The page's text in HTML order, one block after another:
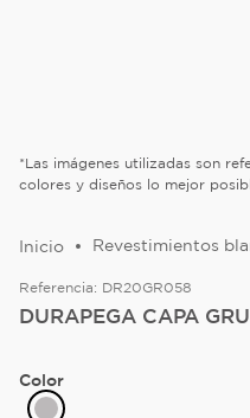
*Las imágenes utilizadas son
colores y diseños lo mejor
Revestimientos
Referencia: DR20GR058
DURAPEGA CAPA
Color